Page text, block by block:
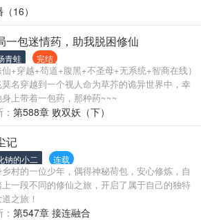
毕业的见习神灵？ 毁灭主神希希丝和哥哥创世
打了一个赌：只要希希丝能够收到徒弟，她就不
工作，可以过让她所向往的咸鱼生活。 一个因
太差找不到师父，一个想要咸鱼迫切需要一个
当见习创世神遇到了毁灭主神，希希丝的愿望
实现？ 希希丝：徐天，我昨天和你说的你都记住
徐天： (? _ ?)，不记得了。 希希丝：这徒弟我
！反正打赌我赢了！ 创世主神：这怕是不行
作就在那儿，要么教会徐天让他做！要么自己
16）
一包迷情药，助我脱困修仙
青蛙 完结
仙+穿越+苟道+腹黑+不圣母+无系统+智商在线）
名穿越到一个视人命为草芥的诡异世界中，幸
身上带着一包药，那种药~~~
第588章 败双妖（下）
记
钠的小二 连载
乡村的一位少年，偶得神秘荷包，安心修炼，自
上一段不同的修仙之旅，开启了属于自己的独特
之旅！
第547章 接连融合